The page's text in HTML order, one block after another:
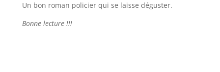
Un bon roman policier qui se laisse déguster.
Bonne lecture !!!